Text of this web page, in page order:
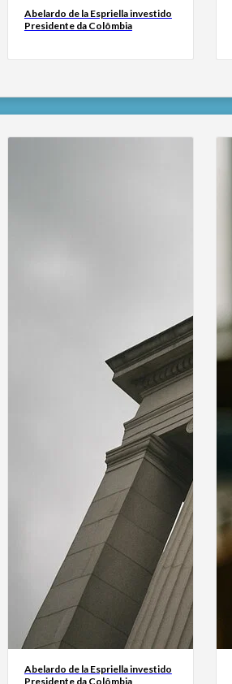
Abelardo de la Espriella investido
Presidente da Colômbia
Abelardo de la Espriella investido
Presidente da Colômbia